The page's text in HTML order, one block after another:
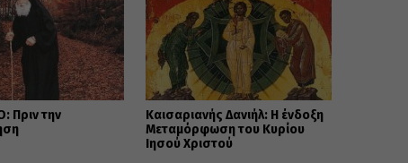
Πριν την
Καισαριανής Δανιήλ: Η ένδοξη
Μεταμόρφωση του Κυρίου
Ιησού Χριστού